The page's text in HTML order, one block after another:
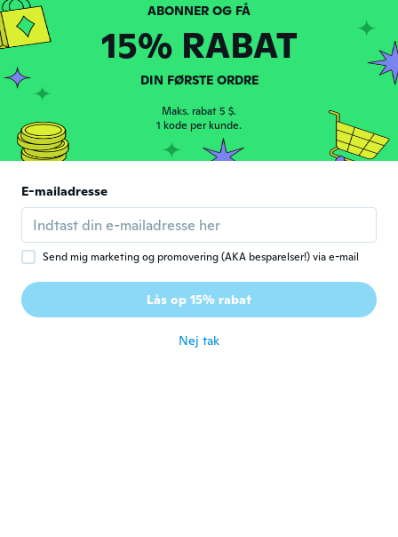
G 63 anmeldelser · 1
Très doux , original
for ca. 6 år siden
E Tilmeldt 2015 · 2 anmeldelser
A Alexandra
for ca. 6 år siden
Jenny
Tilmeldt 2014 · 7 anmeldelser
15% RABAT
DIN FØRSTE ORDRE
Maks. rabat 5 $.
1 kode per kunde.
E-mailadresse
Send mig marketing og promovering (AKA besparelser!) via e-mail
Lås op 15% rabat
Nej tak